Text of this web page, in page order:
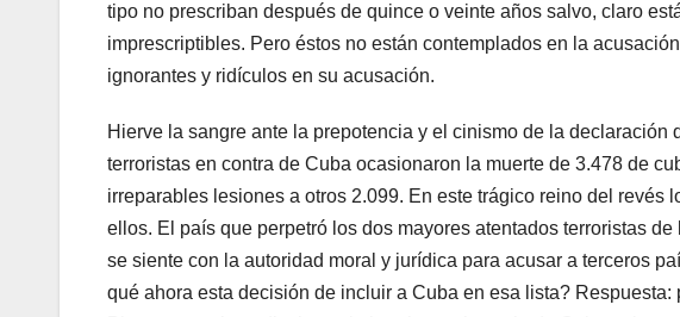
tipo no prescriban después de quince o veinte años salvo, claro
imprescriptibles. Pero éstos no están contemplados en la
ignorantes y ridículos en su acusación.
Hierve la sangre ante la prepotencia y el cinismo de la
terroristas en contra de Cuba ocasionaron la muerte de 3.478 de
irreparables lesiones a otros 2.099. En este trágico reino del revés
ellos. El país que perpetró los dos mayores atentados terroristas
se siente con la autoridad moral y jurídica para acusar a terceros
qué ahora esta decisión de incluir a Cuba en esa lista?